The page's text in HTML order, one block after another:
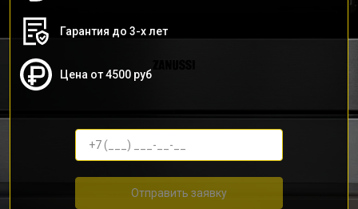
Гарантия до 3-х лет
Цена от 4500 руб
Отправить заявку